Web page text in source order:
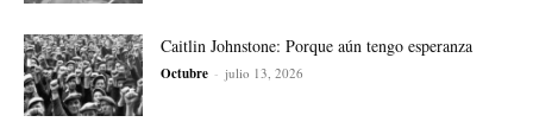
Caitlin Johnstone: Porque aún tengo esperanza
Octubre - julio 13, 2026